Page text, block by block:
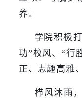
养。
学院积极
功”校风、“行
正、志趣高雅
栉风沐雨